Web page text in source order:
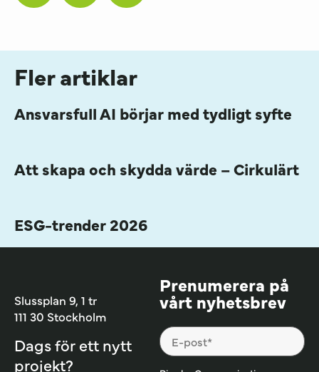
Fler artiklar
Ansvarsfull AI börjar med tydligt syfte
Att skapa och skydda värde – Cirkulärt
ESG-trender 2026
Slussplan 9, 1 tr
111 30 Stockholm
Dags för ett nytt
projekt?
Prenumerera på
vårt nyhetsbrev